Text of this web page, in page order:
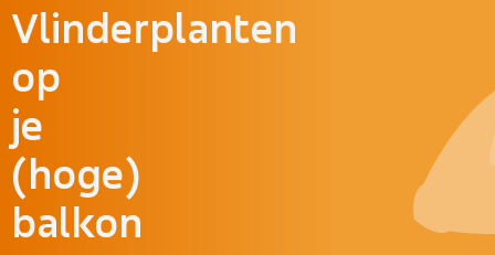
Vlinderplanten
op
je
(hoge)
balkon